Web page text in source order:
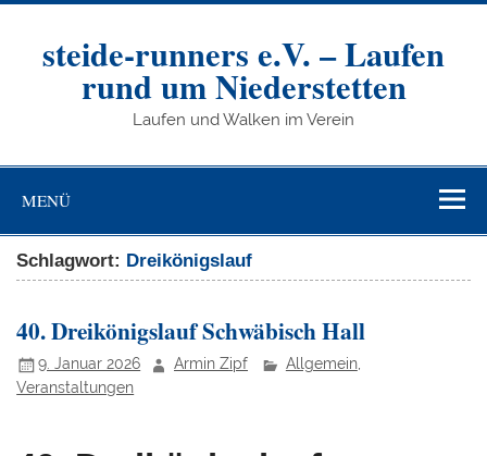
Zum
steide-runners e.V. – Laufen
rund um Niederstetten
Laufen und Walken im Verein
MENÜ
Schlagwort: Dreikönigslauf
40. Dreikönigslauf Schwäbisch Hall
9. Januar 2026 Armin Zipf Allgemein,
Veranstaltungen